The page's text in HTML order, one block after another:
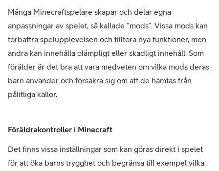
Många Minecraftspelare skapar och delar egna
anpassningar av spelet, så kallade ”mods”. Vissa mods kan
förbättra spelupplevelsen och tillföra nya funktioner, men
andra kan innehålla olämpligt eller skadligt innehåll. Som
förälder är det bra att vara medveten om vilka mods deras
barn använder och försäkra sig om att de hämtas från
pålitliga källor.
Föräldrakontroller i Minecraft
Det finns vissa inställningar som kan göras direkt i spelet
för att öka barns trygghet och begränsa till exempel vilka